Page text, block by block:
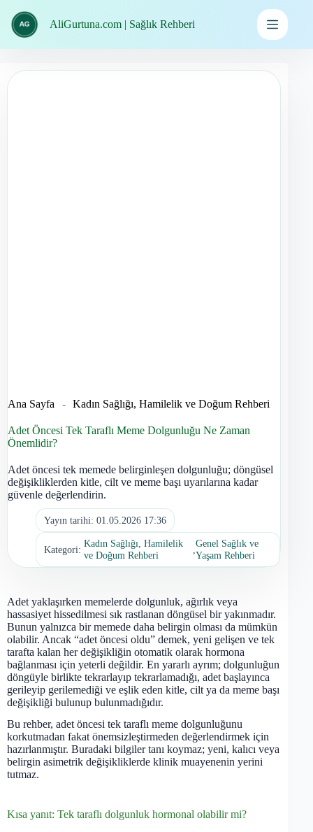
geç
AliGurtuna.com | Sağlık Rehberi
Ana Sayfa - Kadın Sağlığı, Hamilelik ve Doğum Rehberi
Adet Öncesi Tek Taraflı Meme Dolgunluğu Ne Zaman
Önemlidir?
Adet öncesi tek memede belirginleşen dolgunluğu; döngüsel
değişikliklerden kitle, cilt ve meme başı uyarılarına kadar
güvenle değerlendirin.
Yayın tarihi: 01.05.2026 17:36
Kategori:
Kadın Sağlığı, Hamilelik
ve Doğum Rehberi
Genel Sağlık ve
Yaşam Rehberi
Adet yaklaşırken memelerde dolgunluk, ağırlık veya
hassasiyet hissedilmesi sık rastlanan döngüsel bir yakınmadır.
Bunun yalnızca bir memede daha belirgin olması da mümkün
olabilir. Ancak “adet öncesi oldu” demek, yeni gelişen ve tek
tarafta kalan her değişikliğin otomatik olarak hormona
bağlanması için yeterli değildir. En yararlı ayrım; dolgunluğun
döngüyle birlikte tekrarlayıp tekrarlamadığı, adet başlayınca
gerileyip gerilemediği ve eşlik eden kitle, cilt ya da meme başı
değişikliği bulunup bulunmadığıdır.
Bu rehber, adet öncesi tek taraflı meme dolgunluğunu
korkutmadan fakat önemsizleştirmeden değerlendirmek için
hazırlanmıştır. Buradaki bilgiler tanı koymaz; yeni, kalıcı veya
belirgin asimetrik değişikliklerde klinik muayenenin yerini
tutmaz.
Kısa yanıt: Tek taraflı dolgunluk hormonal olabilir mi?